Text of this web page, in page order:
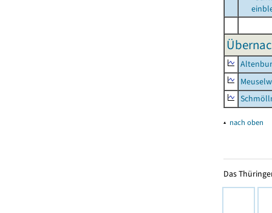
▴ nach oben
Das